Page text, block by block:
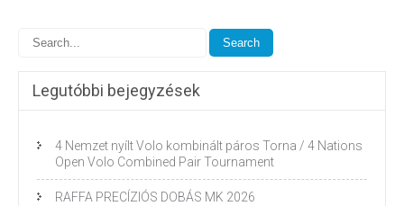
Legutóbbi bejegyzések
4 Nemzet nyílt Volo kombinált páros Torna / 4 Nations
Open Volo Combined Pair Tournament
RAFFA PRECÍZIÓS DOBÁS MK 2026